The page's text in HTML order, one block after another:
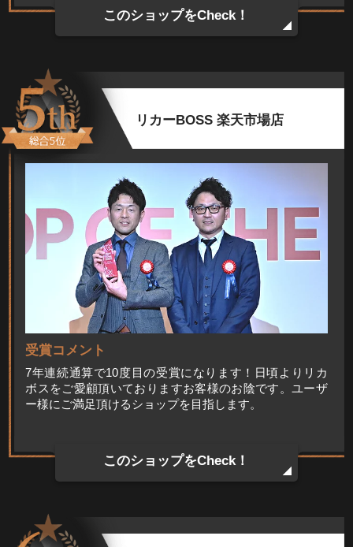
このショップをCheck！
リカーBOSS 楽天市場店
受賞コメント
7年連続通算で10度目の受賞になります！日頃よりリカ
ボスをご愛顧頂いておりますお客様のお陰です。ユーザ
ー様にご満足頂けるショップを目指します。
このショップをCheck！